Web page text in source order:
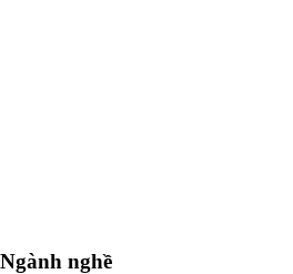
Ngành nghề